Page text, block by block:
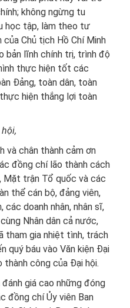
không ngừng tu
học tập, làm theo tư
Chủ tịch Hồ Chí Minh
bản lĩnh chính trị, trình độ
thực hiện tốt các
Đảng, toàn dân, toàn
hiện thắng lợi toàn
và chân thành cảm ơn
đồng chí lão thành cách
Mặt trận Tổ quốc và các
thể cán bộ, đảng viên,
các doanh nhân, nhân sĩ,
Nhân dân cả nước,
tham gia nhiệt tình, trách
quý báu vào Văn kiện Đại
thành công của Đại hội.
giá cao những đóng
đồng chí Ủy viên Ban